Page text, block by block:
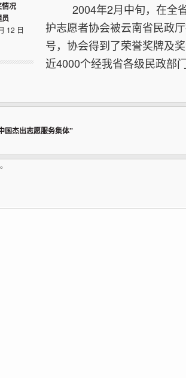
况
员
12 日
2004年2月中旬，在全省
护志愿者协会被云南省民政
号，协会得到了荣誉奖牌及
近4000个经我省各级民政部
国杰出志愿服务集体”